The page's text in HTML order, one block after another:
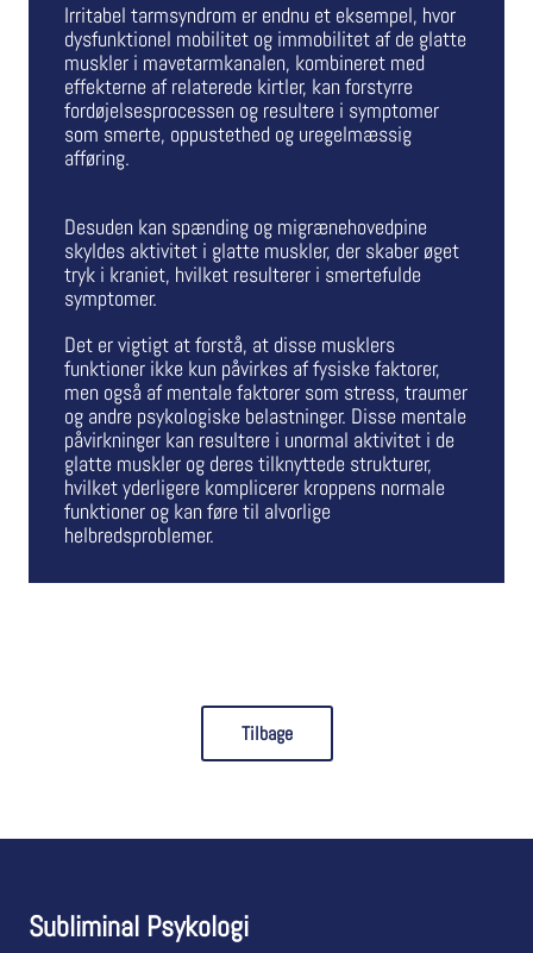
Irritabel tarmsyndrom er endnu et eksempel, hvor
dysfunktionel mobilitet og immobilitet af de glatte
muskler i mavetarmkanalen, kombineret med
effekterne af relaterede kirtler, kan forstyrre
fordøjelsesprocessen og resultere i symptomer
som smerte, oppustethed og uregelmæssig
afføring.
Desuden kan spænding og migrænehovedpine
skyldes aktivitet i glatte muskler, der skaber øget
tryk i kraniet, hvilket resulterer i smertefulde
symptomer.
Det er vigtigt at forstå, at disse musklers
funktioner ikke kun påvirkes af fysiske faktorer,
men også af mentale faktorer som stress, traumer
og andre psykologiske belastninger. Disse mentale
påvirkninger kan resultere i unormal aktivitet i de
glatte muskler og deres tilknyttede strukturer,
hvilket yderligere komplicerer kroppens normale
funktioner og kan føre til alvorlige
helbredsproblemer.
Tilbage
Subliminal Psykologi